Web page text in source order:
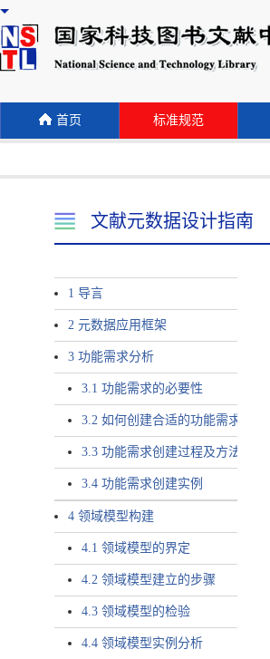
首页 标准规范
文献元数据设计指南
1 导言
2 元数据应用框架
3 功能需求分析
3.1 功能需求的必要性
3.2 如何创建合适的功能需求
3.3 功能需求创建过程及方法
3.4 功能需求创建实例
4 领域模型构建
4.1 领域模型的界定
4.2 领域模型建立的步骤
4.3 领域模型的检验
4.4 领域模型实例分析